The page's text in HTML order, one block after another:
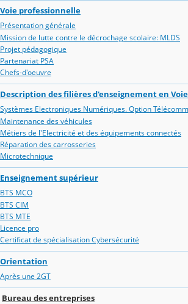
Voie professionnelle
Présentation générale
Mission de lutte contre le décrochage scolaire: MLDS
Projet pédagogique
Partenariat PSA
Chefs-d'oeuvre
Description des filières d'enseignement en
Systèmes Electroniques Numériques. Option
Maintenance des véhicules
Métiers de l'Electricité et des équipements connectés
Réparation des carrosseries
Microtechnique
Enseignement supérieur
BTS MCO
BTS CIM
BTS MTE
Licence pro
Certificat de spécialisation Cybersécurité
Orientation
Après une 2GT
Bureau des entreprises